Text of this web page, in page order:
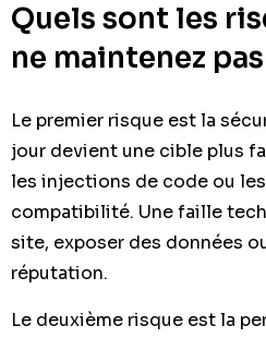
Quels sont les
ne maintenez
Le premier risque est la
jour devient une cible plus
les injections de code ou
compatibilité. Une faille
site, exposer des données
réputation.
Le deuxième risque est la